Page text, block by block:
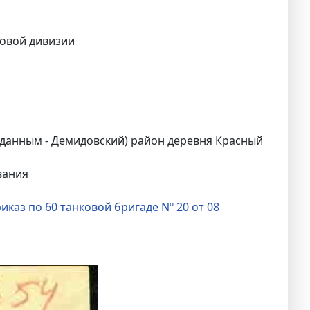
дивизии
- Демидовский) район деревня Красный
по 60 танковой бригаде Nº 20 от 08